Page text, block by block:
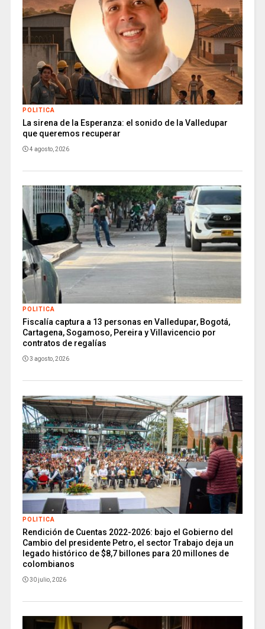
POLITICA
La sirena de la Esperanza: el sonido de la Valledupar
que queremos recuperar
4 agosto, 2026
POLITICA
Fiscalía captura a 13 personas en Valledupar, Bogotá,
Cartagena, Sogamoso, Pereira y Villavicencio por
contratos de regalías
3 agosto, 2026
POLITICA
Rendición de Cuentas 2022-2026: bajo el Gobierno del
Cambio del presidente Petro, el sector Trabajo deja un
legado histórico de $8,7 billones para 20 millones de
colombianos
30 julio, 2026